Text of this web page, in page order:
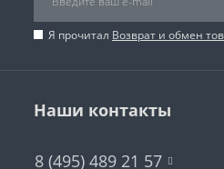
Я прочитал Возврат и обмен
Наши контакты
8 (495) 489 21 57